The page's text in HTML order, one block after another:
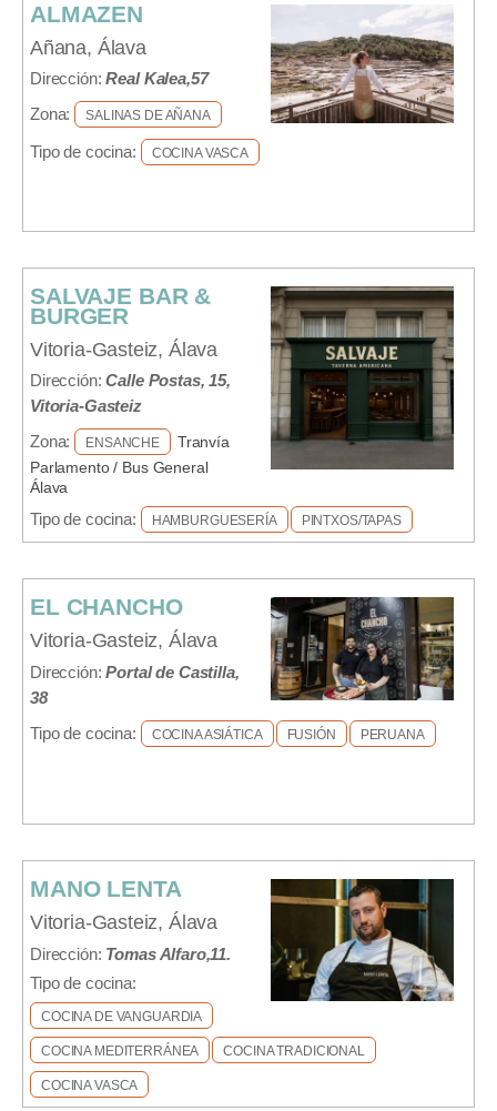
ALMAZEN
Añana, Álava
Dirección:Real Kalea,57
Zona:
SALINAS DE AÑANA
Tipo de cocina: COCINA VASCA
SALVAJE BAR &
BURGER
Vitoria-Gasteiz, Álava
Dirección:Calle Postas, 15,
Vitoria-Gasteiz
Zona:
ENSANCHE
Tranvía
Parlamento / Bus General
Álava
Tipo de cocina:
HAMBURGUESERÍA PINTXOS/TAPAS
EL CHANCHO
Vitoria-Gasteiz, Álava
Dirección:Portal de Castilla,
38
Tipo de cocina:
COCINA ASIÁTICA FUSIÓN PERUANA
MANO LENTA
Vitoria-Gasteiz, Álava
Dirección: Tomas Alfaro,11.
Tipo de cocina:
COCINA DE VANGUARDIA
COCINA MEDITERRÁNEA COCINA TRADICIONAL
COCINA VASCA